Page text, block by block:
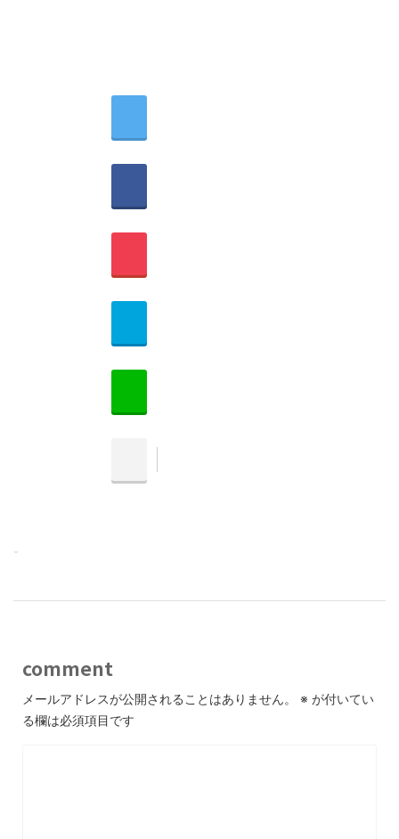
-
comment
メールアドレスが公開されることはありません。 ※ が付いてい
る欄は必須項目です